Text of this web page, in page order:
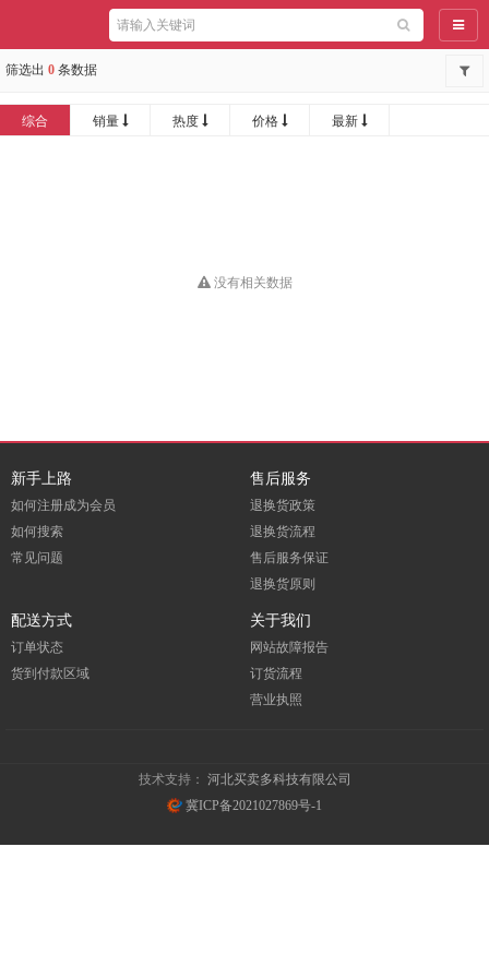
导航
筛选出 0 条数据
综合 销量 热度 价格 最新
没有相关数据
新手上路
如何注册成为会员
如何搜索
常见问题
售后服务
退换货政策
退换货流程
售后服务保证
退换货原则
配送方式
订单状态
货到付款区域
关于我们
网站故障报告
订货流程
营业执照
技术支持： 河北买卖多科技有限公司
冀ICP备2021027869号-1